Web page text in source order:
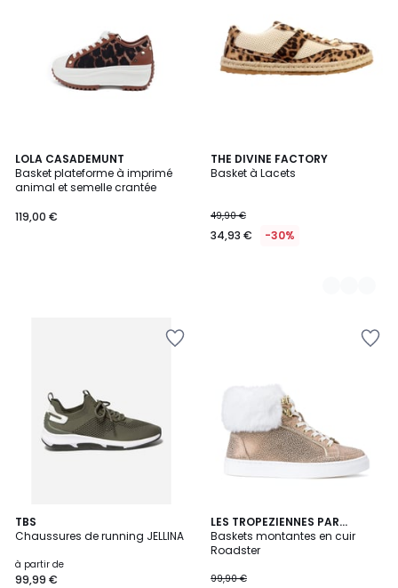
LOLA CASADEMUNT
Basket plateforme à imprimé
animal et semelle crantée
119,00 €
THE DIVINE FACTORY
Basket à Lacets
49,90 €
34,93 € -30%
2
Couleurs
TBS
Chaussures de running JELLINA
à partir de
99,99 €
5
/
21
Couleurs
LES TROPEZIENNES PAR
M.BELARBI
Baskets montantes en cuir
Roadster
99,90 €
4
/
5